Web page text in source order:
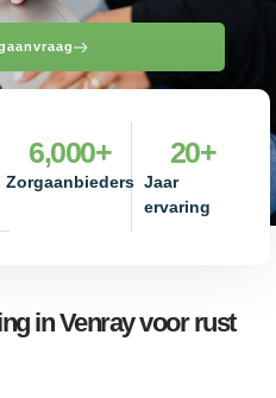
Zorgaanbieders
6,000+
Jaar
ervaring
20+
in Venray voor rust